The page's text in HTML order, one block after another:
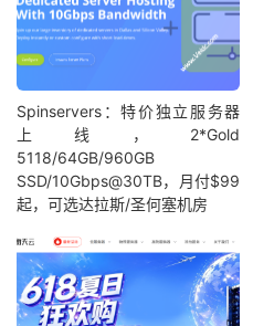
Spinservers：特价独立服务器
上线，2*Gold
5118/64GB/960GB
SSD/10Gbps@30TB，月付$99
起，可选达拉斯/圣何塞机房